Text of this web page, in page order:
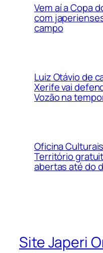
Vem aí a Copa
com
campo
Luiz Otávio de
Xerife vai
Vozão na
Oficina
Território
abertas até do
Site Japeri